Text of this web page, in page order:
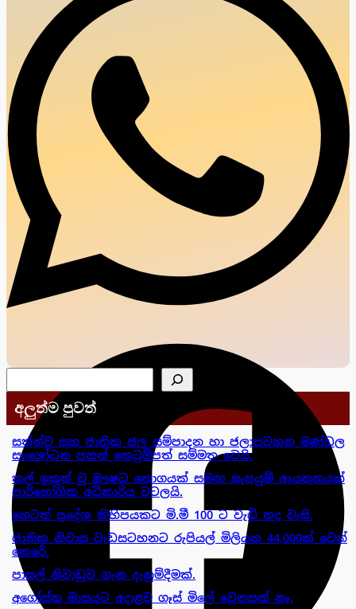
අලුත්ම පුවත්
සත්ත්ව සහ ජාතික ජල සම්පාදන හා ජලාපවහන මණ්ඩල
සංශෝධන පනත් කෙටුම්පත් සම්මත වෙයි.
කල් ඉකුත් වූ ඖෂධ තොගයක් සමඟ සැපයුම් ආයතනයක්
පාරිභෝගික අධිකාරිය වටලයි.
හෙටත් ප්‍රදේශ කිහිපයකට මි.මී 100 ට වැඩි තද වැසි.
ජාතික නිවාස වැඩසටහනට රුපියල් මිලියන 44,000ක් වෙන්
කෙරේ.
පාසල් නිවාඩුව ගැන දැනුම්දීමක්.
අගෝස්තු මාසයට අදාළව ගෑස් මිලේ වෙනසක් නෑ.